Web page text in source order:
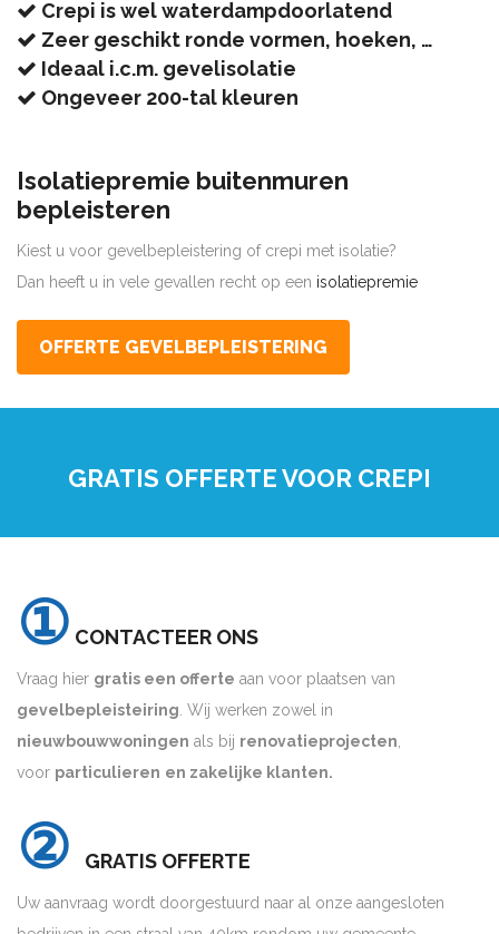
Crepi is wel waterdampdoorlatend
Zeer geschikt ronde vormen, hoeken, …
Ideaal i.c.m. gevelisolatie
Ongeveer 200-tal kleuren
Isolatiepremie buitenmuren
bepleisteren
Kiest u voor gevelbepleistering of crepi met isolatie?
Dan heeft u in vele gevallen recht op een isolatiepremie
OFFERTE GEVELBEPLEISTERING
GRATIS OFFERTE VOOR CREPI
① CONTACTEER ONS
Vraag hier gratis een offerte aan voor plaatsen van
gevelbepleisteiring. Wij werken zowel in
nieuwbouwwoningen als bij renovatieprojecten,
voor particulieren en zakelijke klanten.
② GRATIS OFFERTE
Uw aanvraag wordt doorgestuurd naar al onze aangesloten